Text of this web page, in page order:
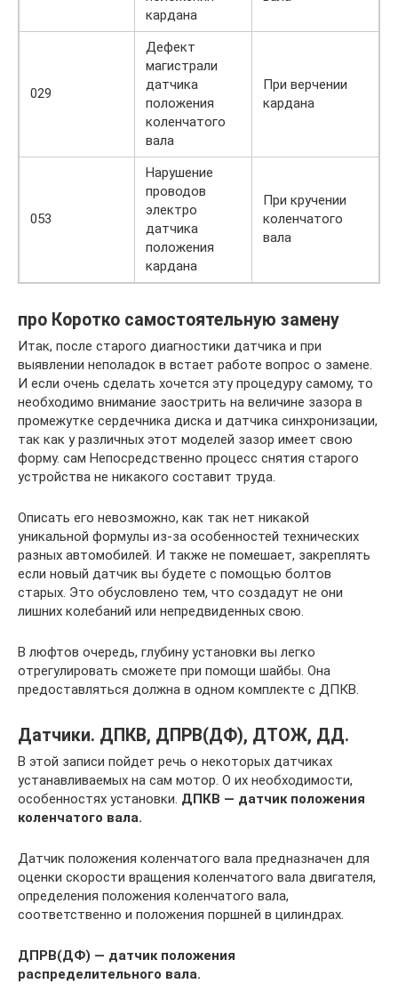
кардана
029
Дефект
магистрали
датчика
положения
коленчатого
вала
При верчении
кардана
053
Нарушение
проводов
электро
датчика
положения
кардана
При кручении
коленчатого
вала
про Коротко самостоятельную замену
Итак, после старого диагностики датчика и при
выявлении неполадок в встает работе вопрос о замене.
И если очень сделать хочется эту процедуру самому, то
необходимо внимание заострить на величине зазора в
промежутке сердечника диска и датчика синхронизации,
так как у различных этот моделей зазор имеет свою
форму. сам Непосредственно процесс снятия старого
устройства не никакого составит труда.
Описать его невозможно, как так нет никакой
уникальной формулы из-за особенностей технических
разных автомобилей. И также не помешает, закреплять
если новый датчик вы будете с помощью болтов
старых. Это обусловлено тем, что создадут не они
лишних колебаний или непредвиденных свою.
В люфтов очередь, глубину установки вы легко
отрегулировать сможете при помощи шайбы. Она
предоставляться должна в одном комплекте с ДПКВ.
Датчики. ДПКВ, ДПРВ(ДФ), ДТОЖ, ДД.
В этой записи пойдет речь о некоторых датчиках
устанавливаемых на сам мотор. О их необходимости,
особенностях установки. ДПКВ — датчик положения
коленчатого вала.
Датчик положения коленчатого вала предназначен для
оценки скорости вращения коленчатого вала двигателя,
определения положения коленчатого вала,
соответственно и положения поршней в цилиндрах.
ДПРВ(ДФ) — датчик положения
распределительного вала.